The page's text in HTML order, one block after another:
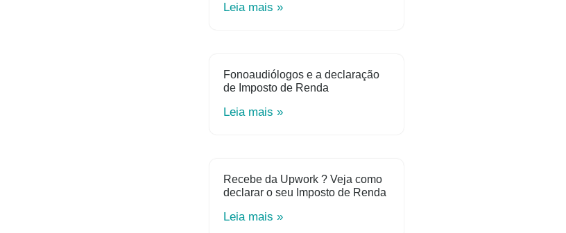
Leia mais »
Fonoaudiólogos e a declaração
de Imposto de Renda
Leia mais »
Recebe da Upwork ? Veja como
declarar o seu Imposto de Renda
Leia mais »